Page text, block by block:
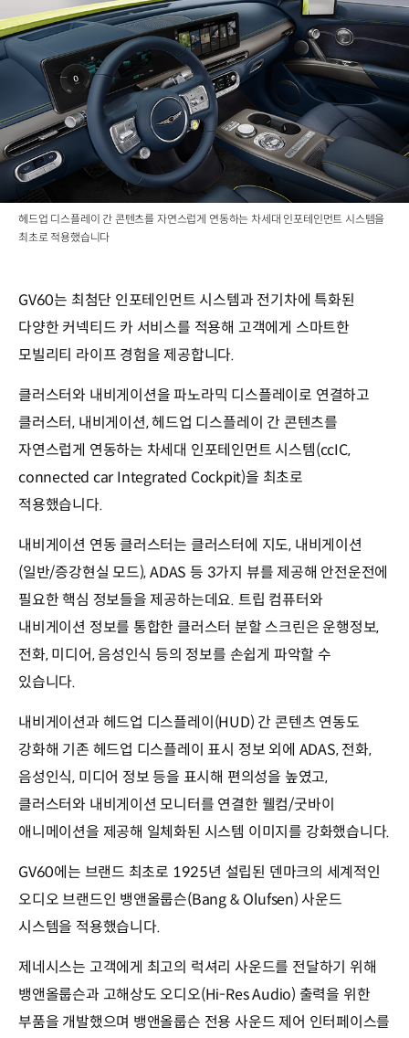
헤드업 디스플레이 간 콘텐츠를 자연스럽게 연동하는 차세대 인포테인먼트 시스템을
최초로 적용했습니다
GV60는 최첨단 인포테인먼트 시스템과 전기차에 특화된
다양한 커넥티드 카 서비스를 적용해 고객에게 스마트한
모빌리티 라이프 경험을 제공합니다.
클러스터와 내비게이션을 파노라믹 디스플레이로 연결하고
클러스터, 내비게이션, 헤드업 디스플레이 간 콘텐츠를
자연스럽게 연동하는 차세대 인포테인먼트 시스템(ccIC,
connected car Integrated Cockpit)을 최초로
적용했습니다.
내비게이션 연동 클러스터는 클러스터에 지도, 내비게이션
(일반/증강현실 모드), ADAS 등 3가지 뷰를 제공해 안전운전에
필요한 핵심 정보들을 제공하는데요. 트립 컴퓨터와
내비게이션 정보를 통합한 클러스터 분할 스크린은 운행정보,
전화, 미디어, 음성인식 등의 정보를 손쉽게 파악할 수
있습니다.
내비게이션과 헤드업 디스플레이(HUD) 간 콘텐츠 연동도
강화해 기존 헤드업 디스플레이 표시 정보 외에 ADAS, 전화,
음성인식, 미디어 정보 등을 표시해 편의성을 높였고,
클러스터와 내비게이션 모니터를 연결한 웰컴/굿바이
애니메이션을 제공해 일체화된 시스템 이미지를 강화했습니다.
GV60에는 브랜드 최초로 1925년 설립된 덴마크의 세계적인
오디오 브랜드인 뱅앤올룹슨(Bang & Olufsen) 사운드
시스템을 적용했습니다.
제네시스는 고객에게 최고의 럭셔리 사운드를 전달하기 위해
뱅앤올룹슨과 고해상도 오디오(Hi-Res Audio) 출력을 위한
부품을 개발했으며 뱅앤올룹슨 전용 사운드 제어 인터페이스를